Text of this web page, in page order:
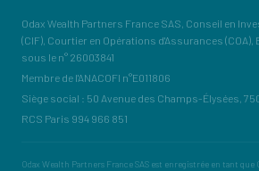
Odax Wealth Partners France SAS, Conseil en
(CIF), Courtier en Opérations d'Assurances (COA),
sous le n° 26003841
Membre de l'ANACOFI n°E011806
Siège social : 50 Avenue des Champs-Élysées,
RCS Paris 994 966 851
Odax Wealth Partners France SAS est enregistrée en tant